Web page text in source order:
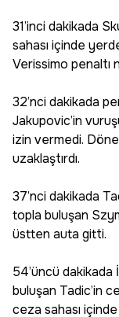
31’inci dakikada
sahası içinde
Verissimo penaltı
32’nci dakikada
Jakupovic’in
izin vermedi.
uzaklaştırdı.
37’nci dakikada
topla buluşan
üstten auta gitti.
54’üncü dakikada
buluşan Tadic’in
ceza sahası